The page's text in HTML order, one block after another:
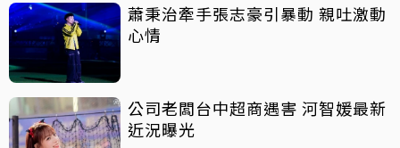
蕭秉治牽手張志豪引暴動 親吐激動
心情
公司老闆台中超商遇害 河智媛最新
近況曝光